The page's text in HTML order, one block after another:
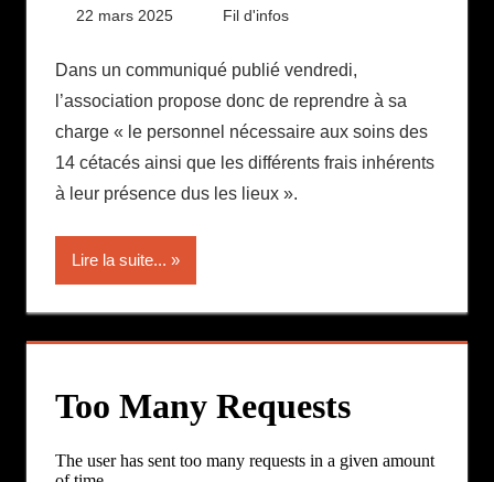
22 mars 2025 Daniel
Fil d'infos
Dans un communiqué publié vendredi,
l’association propose donc de reprendre à sa
charge « le personnel nécessaire aux soins des
14 cétacés ainsi que les différents frais inhérents
à leur présence dus les lieux ».
Lire la suite...